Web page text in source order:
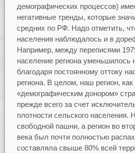
демографических процессов)
негативные тренды, которые
средних по РФ. Надо отметить,
населения наблюдалось и в
Например, между переписями 1979
население региона уменьшилось
благодаря постоянному оттоку
региона. В целом, наш регион,
«демографическим донором»
прежде всего за счет
плотности сельского населения.
свободной пашни, а регион во
века был почти полностью
составляла свыше 80% всей